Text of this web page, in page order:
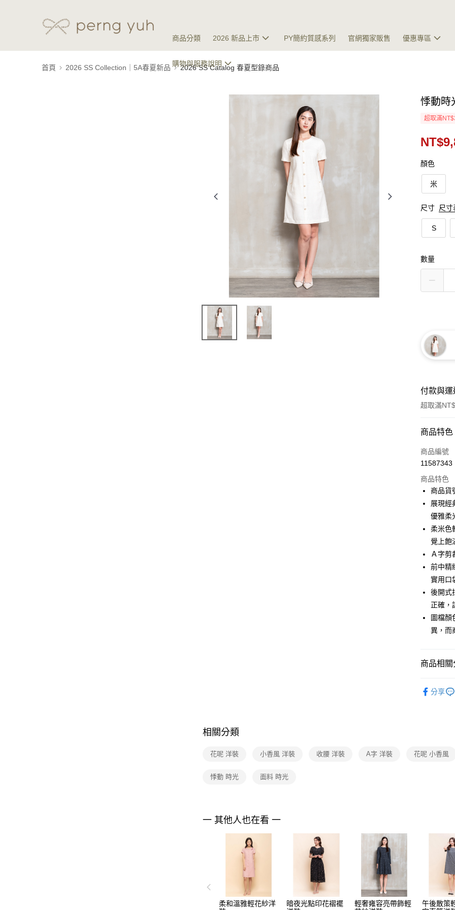
商品分類 2026 新品上市 PY簡約質感系列 官網獨家販售 優惠專區
購物與服務說明
首頁 2026 SS Collection｜5A春夏新品 2026 SS Catalog 春夏型錄商品
悸動時
超取滿
顏色
米
尺寸 尺寸
S
數量
付款與
超取滿
付款方式
信用卡一
3 期
合作金
華南商
國泰世
臺灣中
匯豐（
聯邦商
元大商
台新國
台灣樂
LINE Pay
街口支付
相關說明
【關於「
AFTEE先
便利好安
１．簡單
２．便利
３．安心
付」結帳
／ATM／
４．使用
即時審查
結果請求
５．嚴禁
形，恩沛
ATM付款
運送方式
每筆
每筆
商品特色
商品編號
11587343
商品特色
商品貨
展現經
優雅柔
柔米色
覺上飽
Ａ字剪
前中精
實用口
後開式
正確，
圖檔顏
異，而
商品相關
品 分享
相關分類
花呢 洋裝 小香風 洋裝 收腰 洋裝 A字 洋裝 花呢 小香風
悸動 時光 面料 時光
一 其他人也在看 一
柔和溫雅輕花紗洋
暗夜光點印花褶襬
輕奢雍容亮帶飾輕
午後散策